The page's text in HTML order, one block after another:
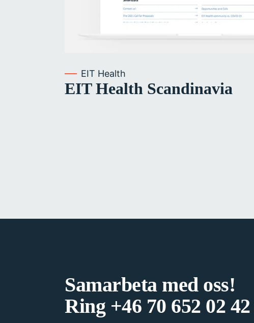
EIT Health
EIT Health Scandinavia
Samarbeta med oss!
Ring +46 70 652 02 42